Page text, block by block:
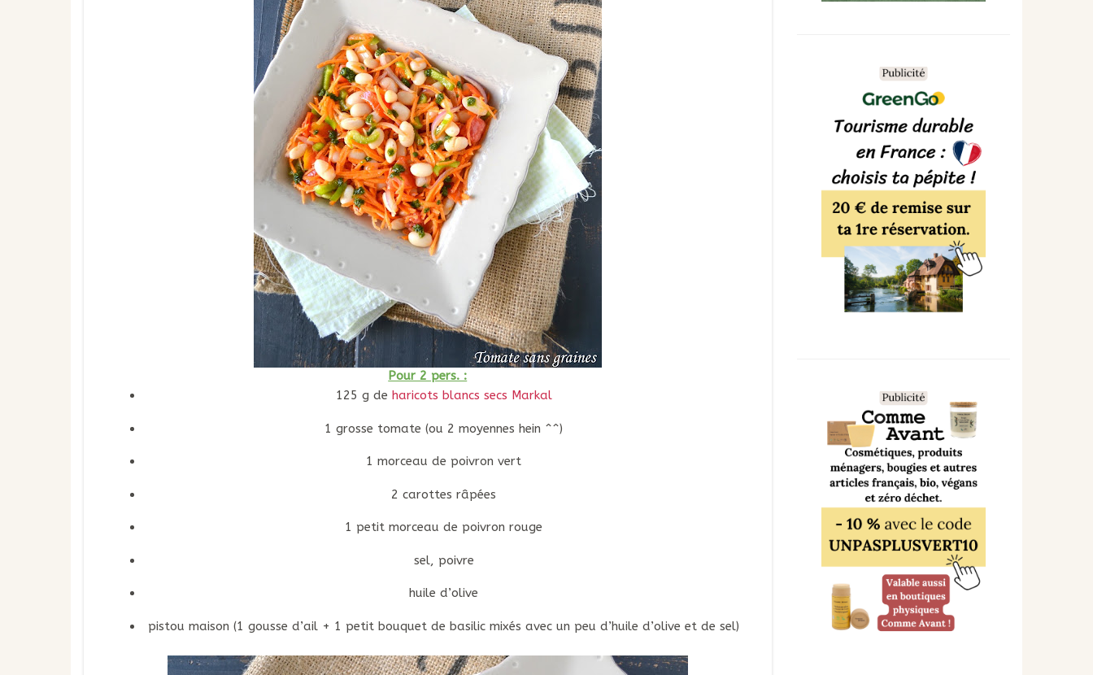
Pour 2 pers. :
125 g de haricots blancs secs Markal
1 grosse tomate (ou 2 moyennes hein ^^)
1 morceau de poivron vert
2 carottes râpées
1 petit morceau de poivron rouge
sel, poivre
huile d’olive
pistou maison (1 gousse d’ail + 1 petit bouquet de basilic mixés avec un peu d’huile d’olive et de sel)